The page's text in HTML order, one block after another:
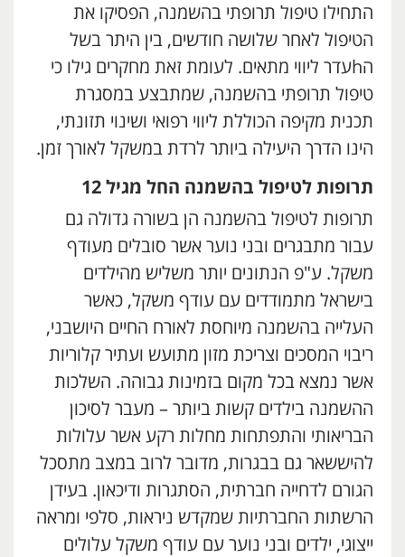
התחילו טיפול תרופתי בהשמנה, הפסיקו את
הטיפול לאחר שלושה חודשים, בין היתר בשל
הhעדר ליווי מתאים. לעומת זאת מחקרים גילו כי
טיפול תרופתי בהשמנה, שמתבצע במסגרת
תכנית מקיפה הכוללת ליווי רפואי ושינוי תזונתי,
הינו הדרך היעילה ביותר לרדת במשקל לאורך זמן.
תרופות לטיפול בהשמנה החל מגיל 12
תרופות לטיפול בהשמנה הן בשורה גדולה גם
עבור מתבגרים ובני נוער אשר סובלים מעודף
משקל. ע"פ הנתונים יותר משליש מהילדים
בישראל מתמודדים עם עודף משקל, כאשר
העלייה בהשמנה מיוחסת לאורח החיים היושבני,
ריבוי המסכים וצריכת מזון מתועש ועתיר קלוריות
אשר נמצא בכל מקום בזמינות גבוהה. השלכות
ההשמנה בילדים קשות ביותר – מעבר לסיכון
הבריאותי והתפתחות מחלות רקע אשר עלולות
להיששאר גם בבגרות, מדובר לרוב במצב מתסכל
הגורם לדחייה חברתית, הסתגרות ודיכאון. בעידן
הרשתות החברתיות שמקדש ניראות, סלפי ומראה
ייצוגי, ילדים ובני נוער עם עודף משקל עלולים